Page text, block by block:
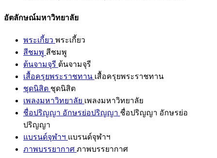
อัตลักษณ์มหาวิทยาลัย
พระเกี้ยว พระเกี้ยว
สีชมพู สีชมพู
ต้นจามจุรี ต้นจามจุรี
เสื้อครุยพระราชทาน เสื้อครุยพระราชทาน
ชุดนิสิต ชุดนิสิต
เพลงมหาวิทยาลัย เพลงมหาวิทยาลัย
ชื่อปริญญา อักษรย่อปริญญา ชื่อปริญญา อักษรย่อ
ปริญญา
แบรนด์จุฬาฯ แบรนด์จุฬาฯ
ภาพบรรยากาศ ภาพบรรยากาศ